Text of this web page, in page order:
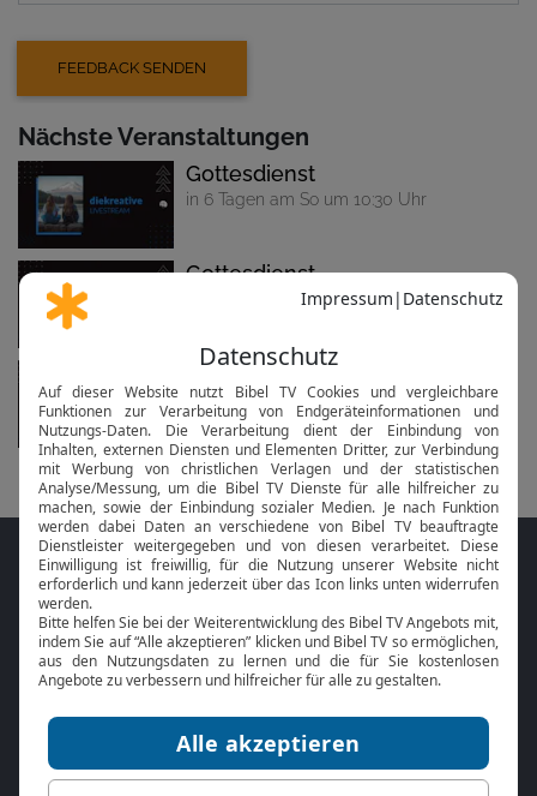
Nächste Veranstaltungen
Gottesdienst
in 6 Tagen am So um 10:30 Uhr
Gottesdienst
in 13 Tagen am 23.08. um 10:30 Uhr
Gottesdienst
in 20 Tagen am 30.08. um 10:30 Uhr
Folge MeinGottesdienst.com auf den
Sozialen Medien
Online Bibeloder derBibel-App
BibelTV können Sie die Bibeltexte während